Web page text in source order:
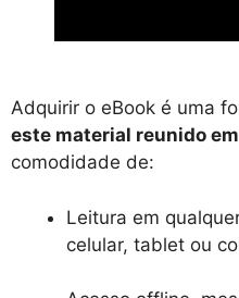
Adquirir o eBook é uma
este material reunido
comodidade de:
Leitura em
celular, tablet ou